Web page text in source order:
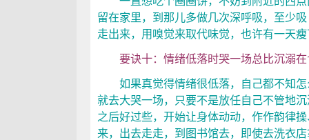
留在家里，到那儿多做几次深呼吸，至少
走出来，用嗅觉来取代味觉，也许有一天
要诀十：情绪低落时哭一场总比沉溺在
如果真觉得情绪很低落，自己都不知怎
就去大哭一场，只要不是放任自己不管地
之后好过些，开始让身体动动，作作韵律
来，出去走走，到图书馆去，即使去洗衣